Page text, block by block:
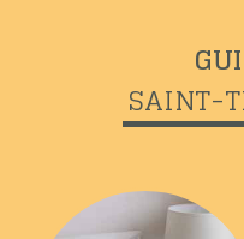
SAINT-